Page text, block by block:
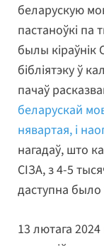
беларускую
пастаноўкі па
былы кіраўнік
бібліятэку ў
пачаў
беларускай
нявартая, і
нагадаў, што
СІЗА, з 4-5
даступна было
13 лютага